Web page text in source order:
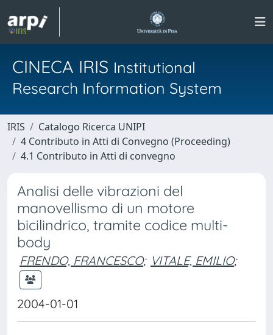
CINECA IRIS Institutional
Research Information System
IRIS
Catalogo Ricerca UNIPI
4 Contributo in Atti di Convegno (Proceeding)
4.1 Contributo in Atti di convegno
Analisi delle vibrazioni del
manovellismo di un motore
bicilindrico, tramite codice multi-
body
FRENDO, FRANCESCO; VITALE, EMILIO;
2004-01-01